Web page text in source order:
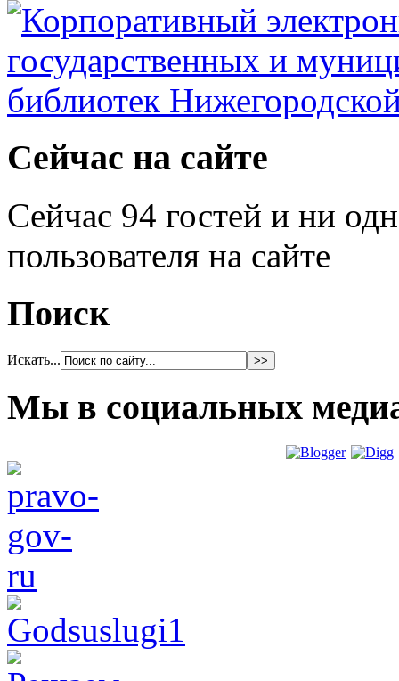
Сейчас на сайте
Сейчас 94 гостей и ни
пользователя на сайте
Поиск
Искать...
Мы в социальных